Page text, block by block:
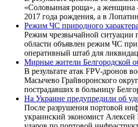
«Соловьиная роща», а женщина
2017 года рождения, а в
Режим ЧС природного
Режим чрезвычайной ситуации
области объявлен режим ЧС
оперативный штаб для
Мирные жители Белгородской
В результате атак FPV-дронов
Масычево Грайворонского
пострадавших в больницу
На Украине предупредили об
После разрушения портовой
украинский экономист Алексей